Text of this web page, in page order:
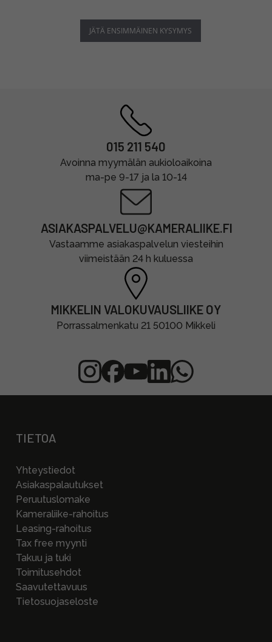
JÄTÄ ENSIMMÄINEN KYSYMYS
015 211 540
Avoinna myymälän aukioloaikoina
ma-pe 9-17 ja la 10-14
ASIAKASPALVELU@KAMERALIIKE.FI
Vastaamme asiakaspalvelun viesteihin
viimeistään 24 h kuluessa
MIKKELIN VALOKUVAUSLIIKE OY
Porrassalmenkatu 21 50100 Mikkeli
TIETOA
Yhteystiedot
Asiakaspalautukset
Peruutuslomake
Kameraliike-rahoitus
Leasing-rahoitus
Tax free myynti
Takuu ja tuki
Toimitusehdot
Saavutettavuus
Tietosuojaseloste